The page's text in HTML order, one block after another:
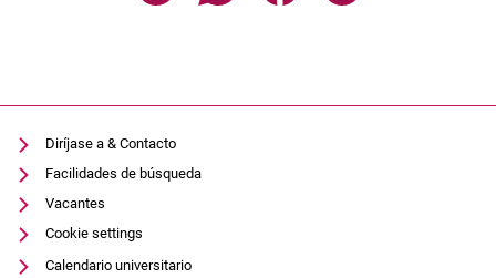
Diríjase a & Contacto
Facilidades de búsqueda
Vacantes
Cookie settings
Calendario universitario